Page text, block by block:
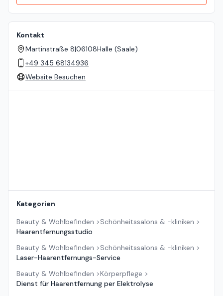
Kontakt
Martinstraße 8|06108Halle (Saale)
+49 345 68134936
Website Besuchen
Kategorien
Beauty & Wohlbefinden >Schönheitssalons & -kliniken >
Haarentfernungsstudio
Beauty & Wohlbefinden >Schönheitssalons & -kliniken >
Laser-Haarentfernungs-Service
Beauty & Wohlbefinden >Körperpflege >
Dienst für Haarentfernung per Elektrolyse